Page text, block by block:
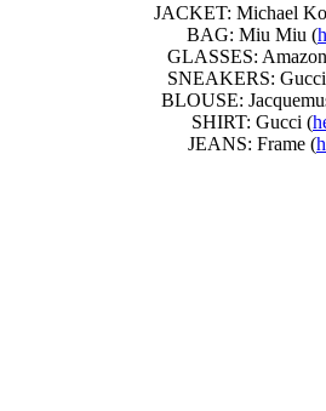
JACKET: Michael
BAG: Miu Miu (
GLASSES:
SNEAKERS:
BLOUSE:
SHIRT: Gucci (
JEANS: Frame (